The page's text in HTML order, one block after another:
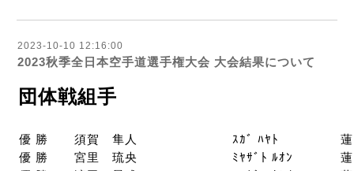
2023-10-10 12:16:00
2023秋季全日本空手道選手権大会 大会結果について
団体戦組手
優 勝 須賀 隼人 ｽｶﾞ ﾊﾔﾄ
優 勝
宮里 琉央 ﾐﾔｻﾞﾄ ﾙｵﾝ